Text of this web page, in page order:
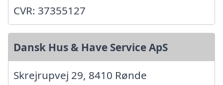
CVR: 37355127
Dansk Hus & Have Service ApS
Skrejrupvej 29, 8410 Rønde